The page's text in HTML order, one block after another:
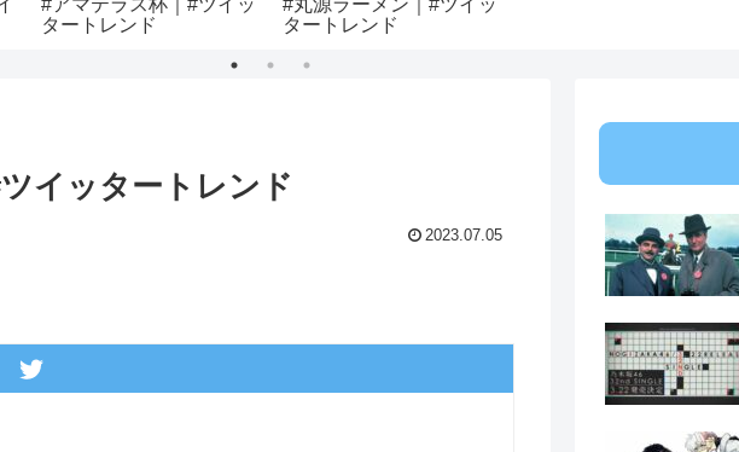
タートレンド
タートレンド
イッタートレンド
2023.07.05